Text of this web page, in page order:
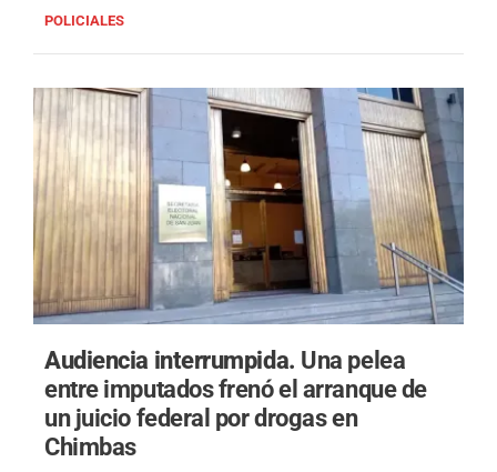
POLICIALES
Audiencia interrumpida. Una pelea
entre imputados frenó el arranque de
un juicio federal por drogas en
Chimbas